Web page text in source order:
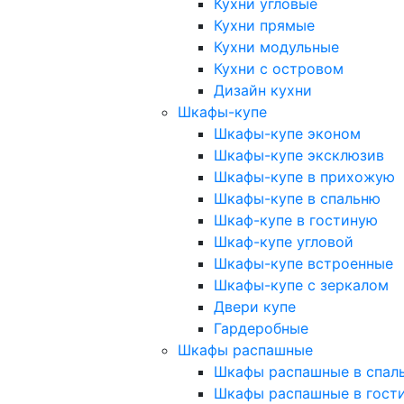
Кухни угловые
Кухни прямые
Кухни модульные
Кухни с островом
Дизайн кухни
Шкафы-купе
Шкафы-купе эконом
Шкафы-купе эксклюзив
Шкафы-купе в прихожую
Шкафы-купе в спальню
Шкаф-купе в гостиную
Шкаф-купе угловой
Шкафы-купе встроенные
Шкафы-купе с зеркалом
Двери купе
Гардеробные
Шкафы распашные
Шкафы распашные в
Шкафы распашные в